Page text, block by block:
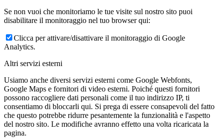
Se non vuoi che monitoriamo le tue visite sul nostro sito puoi
disabilitare il monitoraggio nel tuo browser qui:
Clicca per attivare/disattivare il monitoraggio di Google
Analytics.
Altri servizi esterni
Usiamo anche diversi servizi esterni come Google Webfonts,
Google Maps e fornitori di video esterni. Poiché questi fornitori
possono raccogliere dati personali come il tuo indirizzo IP, ti
consentiamo di bloccarli qui. Si prega di essere consapevoli del fatto
che questo potrebbe ridurre pesantemente la funzionalità e l'aspetto
del nostro sito. Le modifiche avranno effetto una volta ricaricata la
pagina.